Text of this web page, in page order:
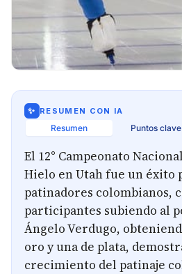
✨ RESUMEN CON IA
Resumen Puntos clave
El 12° Campeonato
Hielo en Utah fue un éxito
patinadores colombianos,
participantes subiendo al
Ángelo Verdugo,
oro y una de plata,
crecimiento del patinaje